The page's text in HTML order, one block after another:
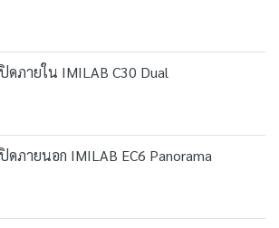
ดภายใน IMILAB C30 Dual
ดภายนอก IMILAB EC6 Panorama